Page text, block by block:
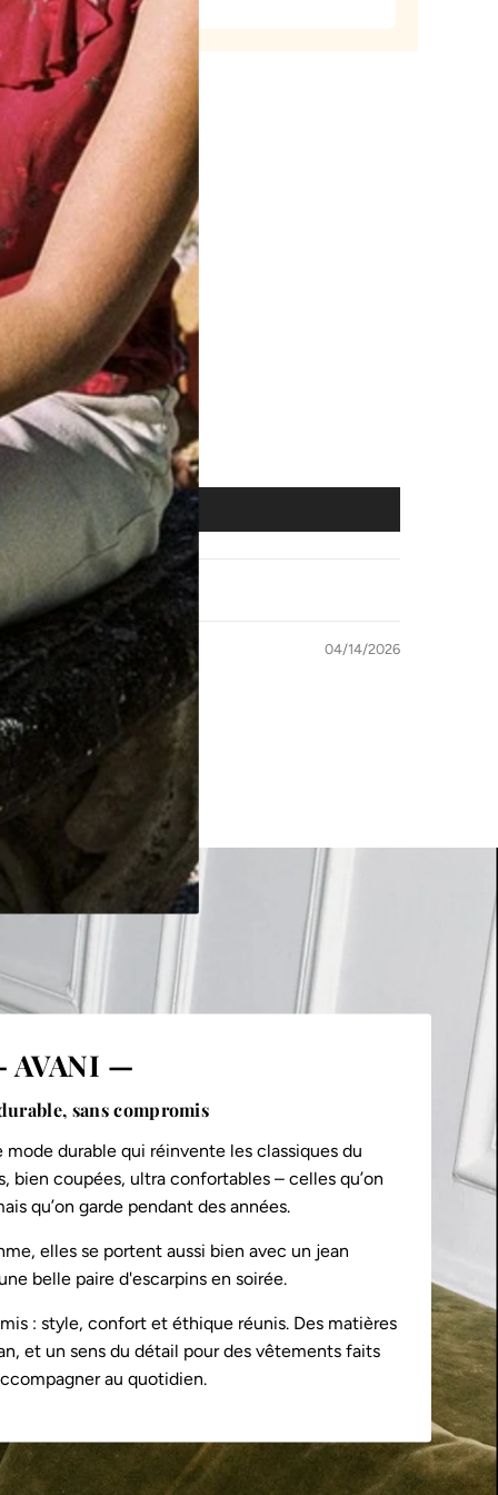
04/14/2026
AVANI —
sans compromis
durable qui réinvente les classiques du
bien coupées, ultra confortables – celles qu’on
qu’on garde pendant des années.
elles se portent aussi bien avec un jean
belle paire d'escarpins en soirée.
: style, confort et éthique réunis. Des matières
et un sens du détail pour des vêtements faits
au quotidien.